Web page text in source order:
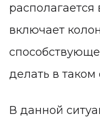
располагается
включает
делать в таком
В данной